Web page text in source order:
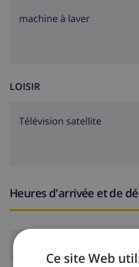
demander si les animaux
aspirateur et fer et
chauffage central
à La Nucia, sur la Costa Blanca
machine à laver
LOISIR
Télévision satellite
Heures d'arrivée et de
Ce site Web